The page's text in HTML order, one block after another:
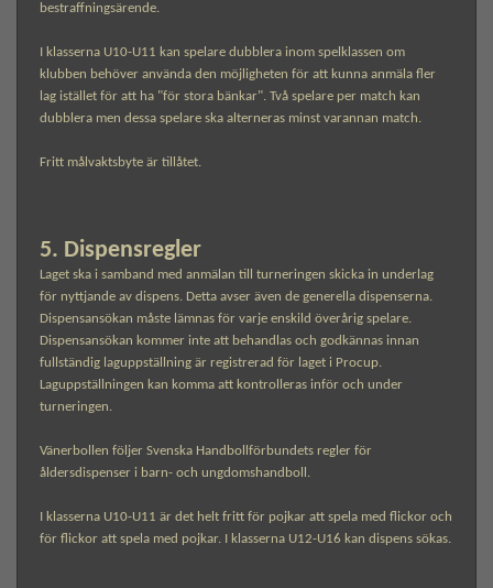
bestraffningsärende.
I klasserna U10-U11 kan spelare dubblera inom spelklassen om
klubben behöver använda den möjligheten för att kunna anmäla fler
lag istället för att ha "för stora bänkar". Två spelare per match kan
dubblera men dessa spelare ska alterneras minst varannan match.
Fritt målvaktsbyte är tillåtet.
5. Dispensregler
Laget ska i samband med anmälan till turneringen skicka in underlag
för nyttjande av dispens. Detta avser även de generella dispenserna.
Dispensansökan måste lämnas för varje enskild överårig spelare.
Dispensansökan kommer inte att behandlas och godkännas innan
fullständig laguppställning är registrerad för laget i Procup.
Laguppställningen kan komma att kontrolleras inför och under
turneringen.
Vänerbollen följer Svenska Handbollförbundets regler för
åldersdispenser i barn- och ungdomshandboll.
I klasserna U10-U11 är det helt fritt för pojkar att spela med flickor och
för flickor att spela med pojkar. I klasserna U12-U16 kan dispens sökas.